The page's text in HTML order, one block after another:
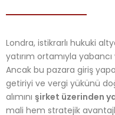
Londra, istikrarlı hukuki
yatırım ortamıyla
Ancak bu pazara giriş
getiriyi ve vergi yükünü
alımını şirket üzerinden
mali hem stratejik